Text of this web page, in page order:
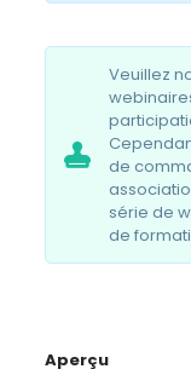
Veuillez
de
série de
de
Aperçu